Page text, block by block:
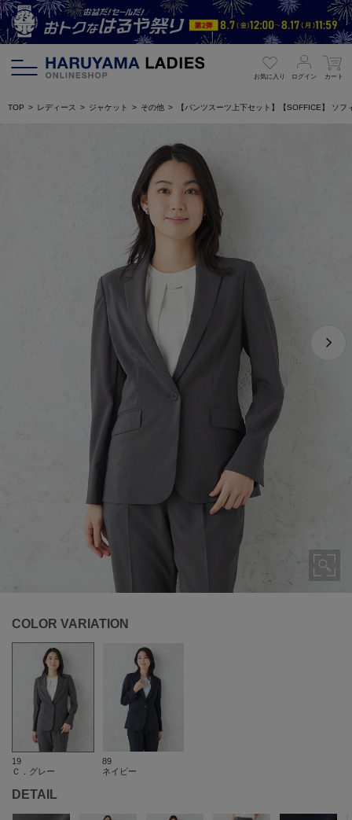
お気に入り ログイン カート
TOP レディース ジャケット その他 【パンツスーツ上下セット】【SOFFICE】 ソ
COLOR VARIATION
19
Ｃ．グレー
89
ネイビー
DETAIL